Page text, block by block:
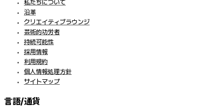
私たちについて
沿革
クリエイティブラウンジ
芸術的功労者
持続可能性
採用情報
利用規約
個人情報処理方針
サイトマップ
言語/通貨